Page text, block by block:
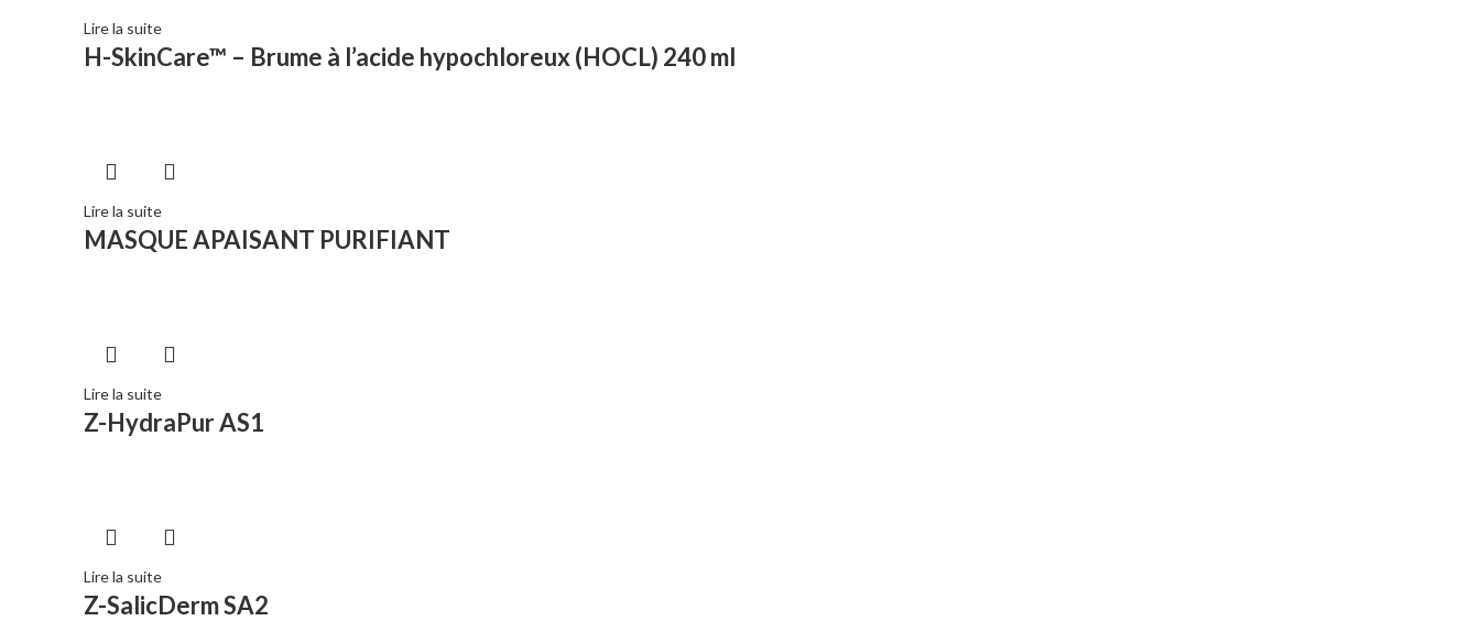
Lire la suite
H-SkinCare™ – Brume à l’acide hypochloreux (HOCL) 240 ml
Lire la suite
MASQUE APAISANT PURIFIANT
Lire la suite
Z-HydraPur AS1
Lire la suite
Z-SalicDerm SA2